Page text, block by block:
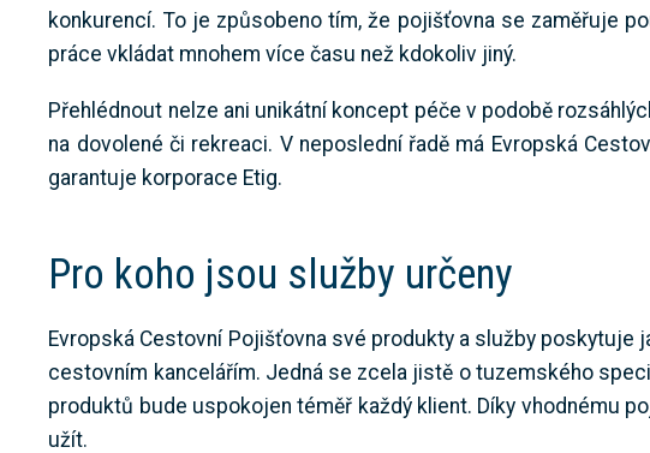
konkurencí. To je způsobeno tím, že pojišťovna se zaměřuje
práce vkládat mnohem více času než kdokoliv jiný.
Přehlédnout nelze ani unikátní koncept péče v podobě
na dovolené či rekreaci. V neposlední řadě má Evropská
garantuje korporace Etig.
Pro koho jsou služby určeny
Evropská Cestovní Pojišťovna své produkty a služby
cestovním kancelářím. Jedná se zcela jistě o tuzemského
produktů bude uspokojen téměř každý klient. Díky vhodnému
užít.